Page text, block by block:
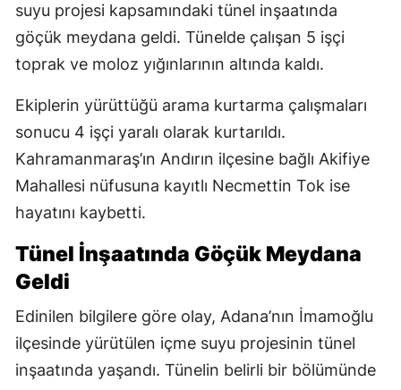
suyu projesi kapsamındaki tünel inşaatında
göçük meydana geldi. Tünelde çalışan 5 işçi
toprak ve moloz yığınlarının altında kaldı.
Ekiplerin yürüttüğü arama kurtarma çalışmaları
sonucu 4 işçi yaralı olarak kurtarıldı.
Kahramanmaraş’ın Andırın ilçesine bağlı Akifiye
Mahallesi nüfusuna kayıtlı Necmettin Tok ise
hayatını kaybetti.
Tünel İnşaatında Göçük Meydana
Geldi
Edinilen bilgilere göre olay, Adana’nın İmamoğlu
ilçesinde yürütülen içme suyu projesinin tünel
inşaatında yaşandı. Tünelin belirli bir bölümünde